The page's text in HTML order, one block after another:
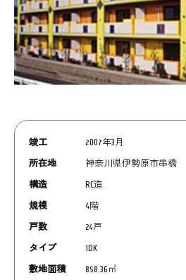
竣工
2007年3月
所在地
神奈川県伊勢原市串橋
構造
RC造
規模
4階
戸数
24戸
タイプ
1DK
敷地面積
858.36㎡